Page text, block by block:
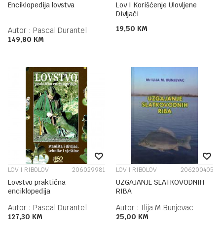
Enciklopedija lovstva
Autor : Pascal Durantel
149,80 KM
Lov I Korišćenje Ulovljene
Divljači
19,50 KM
LOV I RIBOLOV 206029981
Lovstvo praktična
enciklopedija
Autor : Pascal Durantel
127,30 KM
LOV I RIBOLOV 206200405
UZGAJANJE SLATKOVODNIH
RIBA
Autor : Ilija M.Bunjevac
25,00 KM